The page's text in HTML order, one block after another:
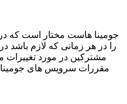
را در هر زمانی که لازم باشد
مشترکین در مورد تغییرات
مقررات سرویس های